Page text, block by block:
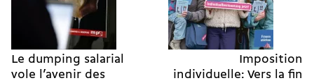
Le dumping salarial
vole l’avenir des
Imposition
individuelle: Vers la fin